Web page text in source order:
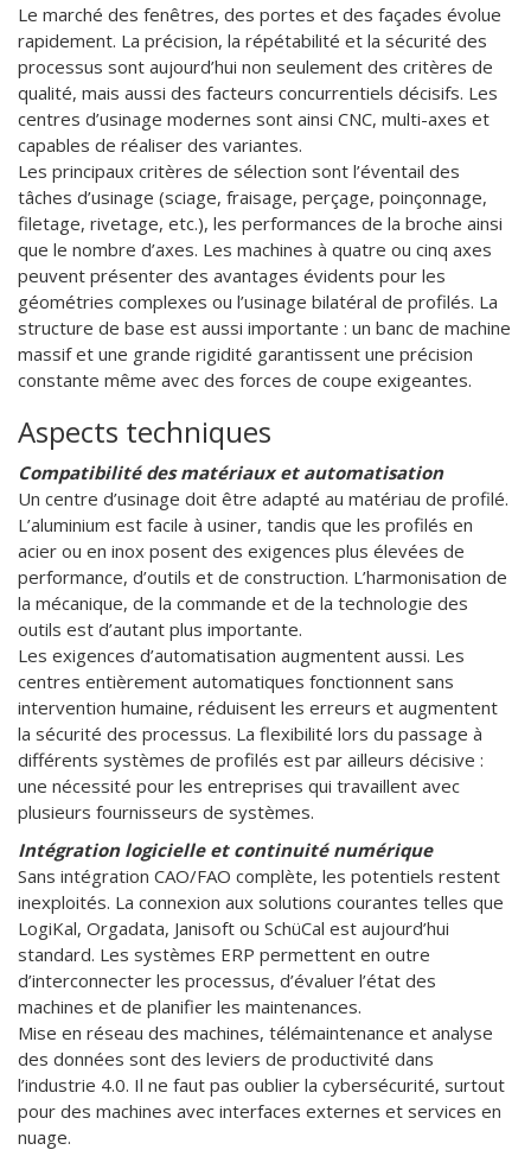
Le marché des fenêtres, des portes et des façades évolue
rapidement. La précision, la répétabilité et la sécurité des
processus sont aujourd’hui non seulement des critères de
qualité, mais aussi des facteurs concurrentiels décisifs. Les
centres d’usinage modernes sont ainsi CNC, multi-axes et
capables de réaliser des variantes.
Les principaux critères de sélection sont l’éventail des
tâches d’usinage (sciage, fraisage, perçage, poinçonnage,
filetage, rivetage, etc.), les performances de la broche ainsi
que le nombre d’axes. Les machines à quatre ou cinq axes
peuvent présenter des avantages évidents pour les
géométries complexes ou l’usinage bilatéral de profilés. La
structure de base est aussi importante : un banc de machine
massif et une grande rigidité garantissent une précision
constante même avec des forces de coupe exigeantes.
Aspects techniques
Compatibilité des matériaux et automatisation
Un centre d’usinage doit être adapté au matériau de profilé.
L’aluminium est facile à usiner, tandis que les profilés en
acier ou en inox posent des exigences plus élevées de
performance, d’outils et de construction. L’harmonisation de
la mécanique, de la commande et de la technologie des
outils est d’autant plus importante.
Les exigences d’automatisation augmentent aussi. Les
centres entièrement automatiques fonctionnent sans
intervention humaine, réduisent les erreurs et augmentent
la sécurité des processus. La flexibilité lors du passage à
différents systèmes de profilés est par ailleurs décisive :
une nécessité pour les entreprises qui travaillent avec
plusieurs fournisseurs de systèmes.
Intégration logicielle et continuité numérique
Sans intégration CAO/FAO complète, les potentiels restent
inexploités. La connexion aux solutions courantes telles que
LogiKal, Orgadata, Janisoft ou SchüCal est aujourd’hui
standard. Les systèmes ERP permettent en outre
d’interconnecter les processus, d’évaluer l’état des
machines et de planifier les maintenances.
Mise en réseau des machines, télémaintenance et analyse
des données sont des leviers de productivité dans
l’industrie 4.0. Il ne faut pas oublier la cybersécurité, surtout
pour des machines avec interfaces externes et services en
nuage.